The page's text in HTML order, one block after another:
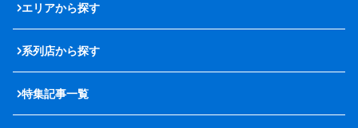
エリアから探す
系列店から探す
特集記事一覧